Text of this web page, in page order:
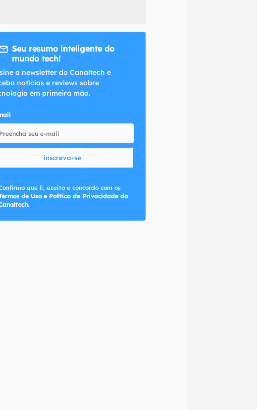
Seu resumo inteligente do
mundo tech!
a newsletter do Canaltech e
notícias e reviews sobre
em primeira mão.
inscreva-se
que li, aceito e concordo com os
de Uso e Política de Privacidade do